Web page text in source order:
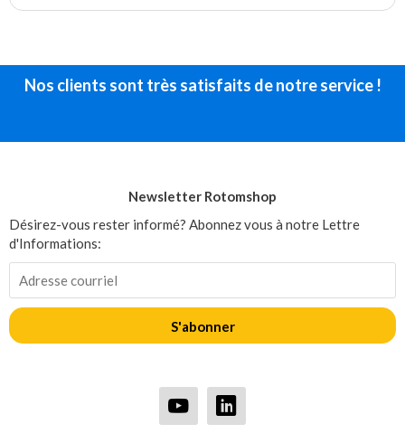
Nos clients sont très satisfaits de notre service !
Newsletter Rotomshop
Désirez-vous rester informé? Abonnez vous à notre Lettre
d'Informations:
S'abonner